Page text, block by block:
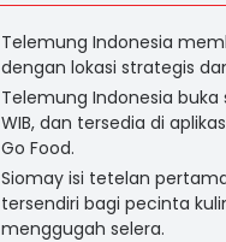
Telemung Indonesia
dengan lokasi strategis
Telemung Indonesia buka
WIB, dan tersedia di
Go Food.
Siomay isi tetelan
tersendiri bagi pecinta
menggugah selera.